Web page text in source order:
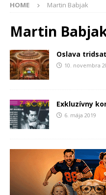
HOME Martin Babjak
Martin
Oslava
10. novembra
Exkluzívny
6. mája 2019